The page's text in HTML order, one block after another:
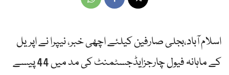
اسلام آباد،بجلی صارفین کیلئے اچھی خبر، نیپرا نے اپریل
کے ماہانہ فیول چارجزایڈجسٹمنٹ کی مد میں 44 پیسے